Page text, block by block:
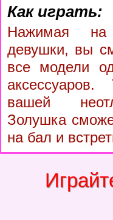
Как играть:
Нажимая на
девушки, вы
все модели
аксессуаров.
вашей
Золушка
на бал и